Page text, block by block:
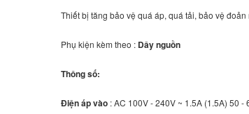
Thiết bị tăng bảo vệ quá áp, quá tải, bảo vệ
Phụ kiện kèm theo : Dây nguồn
Thông số:
Điện áp vào : AC 100V - 240V ~ 1.5A (1.5A) 50 -